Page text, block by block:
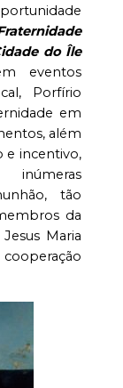
do Île
eventos
Porfírio
em
além
e incentivo,
tão
da
Maria